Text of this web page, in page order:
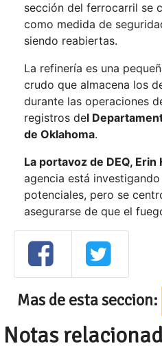
sección del ferrocarril se
como medida de
siendo reabiertas.
La refinería es una
crudo que almacena los
durante las operaciones
registros del
de Oklahoma.
La portavoz de DEQ, Erin
agencia está
potenciales, pero se
asegurarse de que el
Mas de esta seccion:
Notas